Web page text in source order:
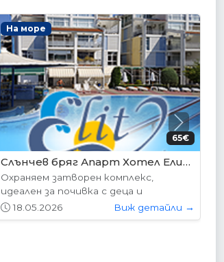
Интериорни врати
204.52€ (400лв.)
VP-01S Hepo
Вратите се предлагат в следните
размери: 87х204см. 77х204см...
01.05.2026
Виж детайли →
Next